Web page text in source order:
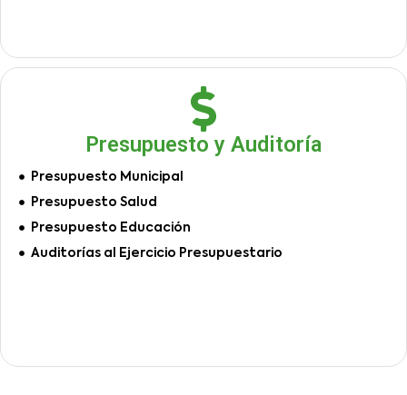
Presupuesto y Auditoría
Presupuesto Municipal
Presupuesto Salud
Presupuesto Educación
Auditorías al Ejercicio Presupuestario